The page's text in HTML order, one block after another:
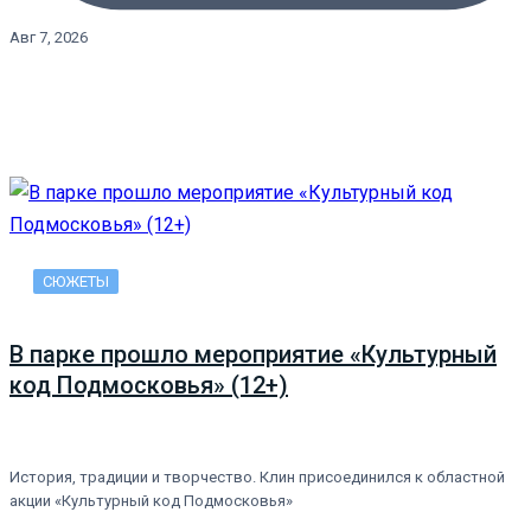
Авг 7, 2026
СЮЖЕТЫ
В парке прошло мероприятие «Культурный
код Подмосковья» (12+)
История, традиции и творчество. Клин присоединился к областной
акции «Культурный код Подмосковья»